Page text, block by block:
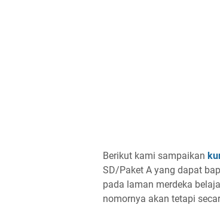
Berikut kami sampaikan
SD/Paket A yang dapat
pada laman merdeka
nomornya akan tetapi